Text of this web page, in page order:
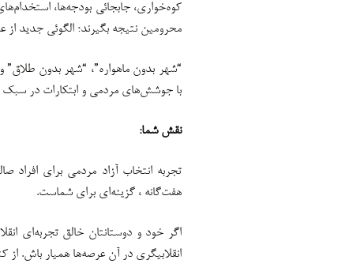
کوه‌خواری، جابجائی بودجه‌ها،
محرومین نتیجه بگیرند؛ الگوئی جدید از
“شهر بدون ماهواره”، “شهر بدون
با جوشش‌های مردمی و ابتکارات در
نقش شما:
تجربه انتخاب آزاد مردمی برای
هفت‌گانه ، گزینه‌ای برای شماست.
اگر خود و دوستانتان خالق تجربه‌ای
انقلابیگری در آن عرصه‌ها همیار باش.